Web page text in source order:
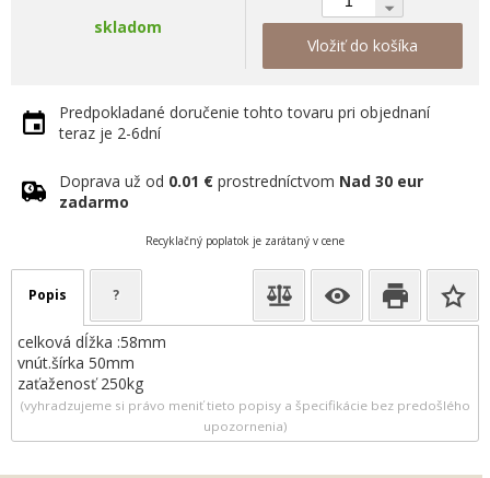
skladom
Vložiť do košíka
Predpokladané doručenie tohto tovaru pri objednaní
teraz je 2-6dní
Doprava už od 0.01 € prostredníctvom Nad 30 eur
zadarmo
Recyklačný poplatok je zarátaný v cene
Popis ?
celková dĺžka :58mm
vnút.šírka 50mm
zaťaženosť 250kg
(vyhradzujeme si právo meniť tieto popisy a špecifikácie bez predošlého
upozornenia)